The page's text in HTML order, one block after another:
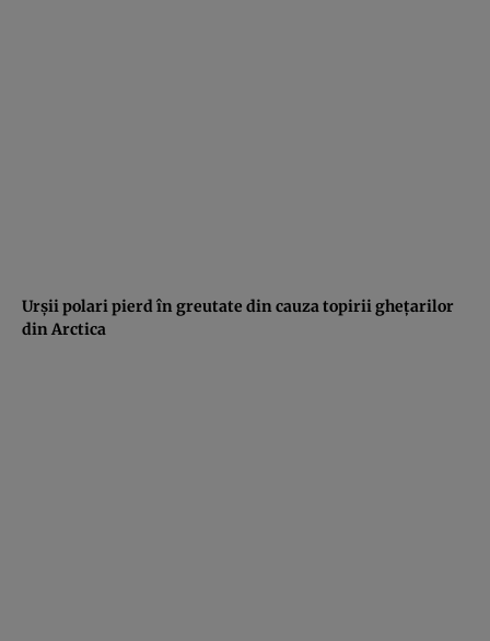
Urşii polari pierd în greutate din cauza topirii gheţarilor
din Arctica